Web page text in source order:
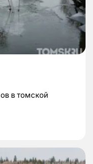
в томской